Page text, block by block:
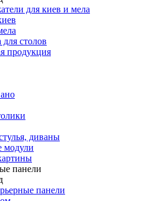
для киев и мела
столов
продукция
диваны
модули
панели
панели